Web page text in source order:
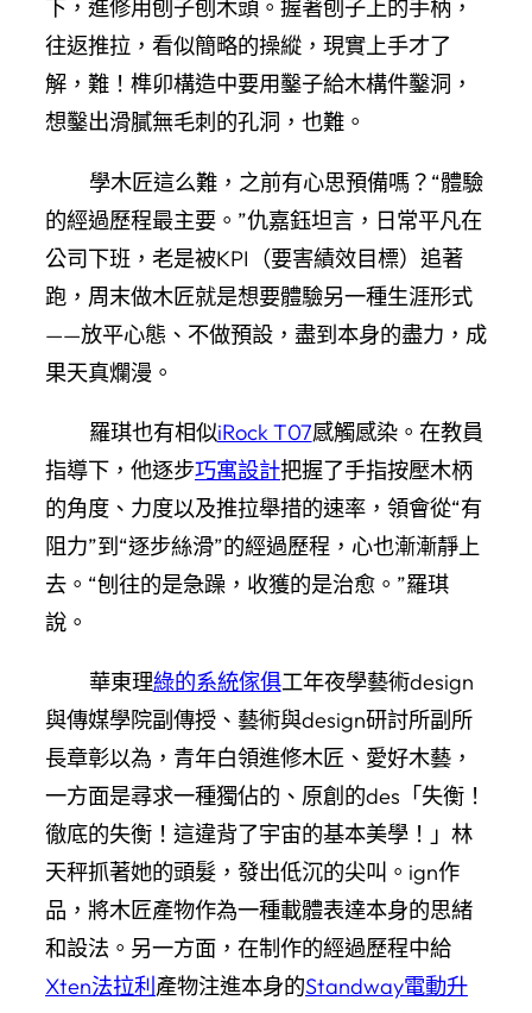
下，進修用刨子刨木頭。握著刨子上的手柄，
往返推拉，看似簡略的操縱，現實上手才了
解，難！榫卯構造中要用鑿子給木構件鑿洞，
想鑿出滑膩無毛刺的孔洞，也難。
學木匠這么難，之前有心思預備嗎？“體驗
的經過歷程最主要。”仇嘉鈺坦言，日常平凡在
公司下班，老是被KPI（要害績效目標）追著
跑，周末做木匠就是想要體驗另一種生涯形式
——放平心態、不做預設，盡到本身的盡力，成
果天真爛漫。
羅琪也有相似iRock T07感觸感染。在教員
指導下，他逐步巧寓設計把握了手指按壓木柄
的角度、力度以及推拉舉措的速率，領會從“有
阻力”到“逐步絲滑”的經過歷程，心也漸漸靜上
去。“刨往的是急躁，收獲的是治愈。”羅琪
說。
華東理綠的系統傢俱工年夜學藝術design
與傳媒學院副傳授、藝術與design研討所副所
長章彰以為，青年白領進修木匠、愛好木藝，
一方面是尋求一種獨佔的、原創的des「失衡！
徹底的失衡！這違背了宇宙的基本美學！」林
天秤抓著她的頭髮，發出低沉的尖叫。ign作
品，將木匠產物作為一種載體表達本身的思緒
和設法。另一方面，在制作的經過歷程中給
Xten法拉利 產物注進本身的Standway電動升